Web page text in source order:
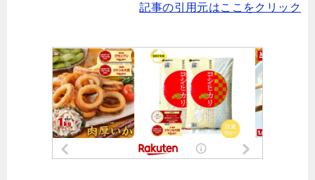
記事の引用元はここをクリック